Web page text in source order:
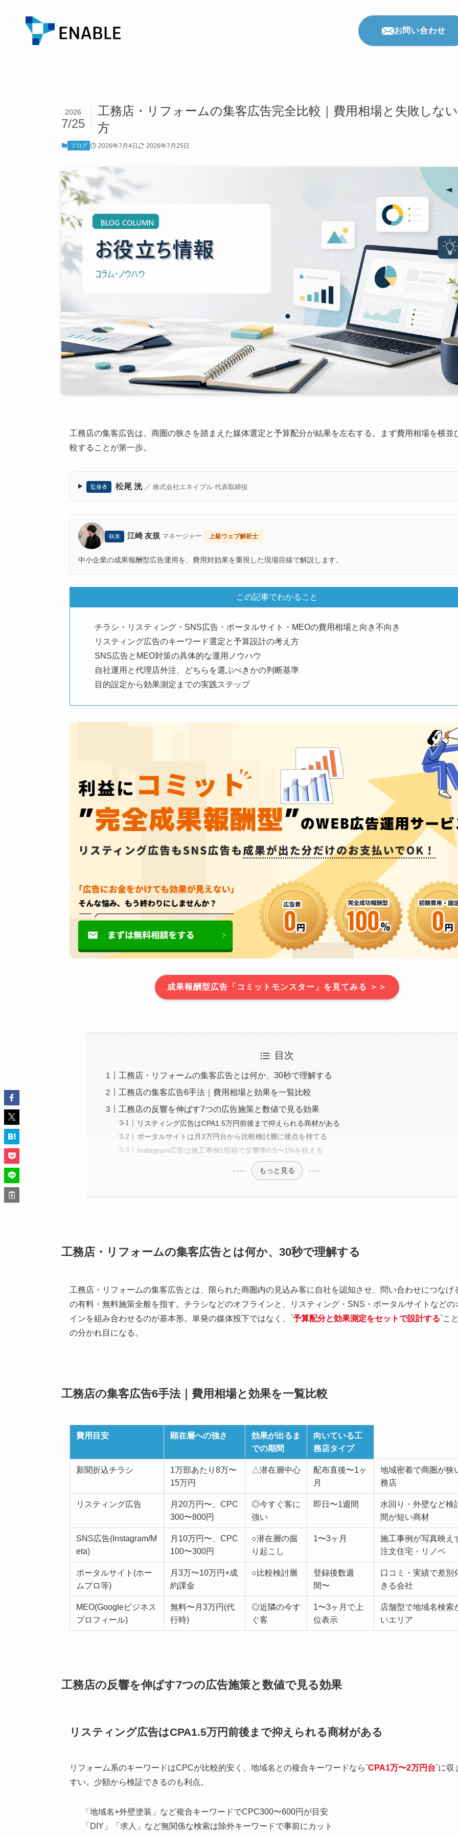
お問い合わせ
工務店・リフォームの集客広告完全比較｜費用相場と失敗しな
方
2026
7/25
ブログ 2026年7月4日 2026年7月25日
工務店の集客広告は、商圏の狭さを踏まえた媒体選定と予算配分が結果を左右する。まず費用相場を横並
較することが第一歩。
監修者 松尾 洸／ 株式会社エネイブル 代表取締役
執筆 江崎 友規 マネージャー 上級ウェブ解析士
中小企業の成果報酬型広告運用を、費用対効果を重視した現場目線で解説します。
この記事でわかること
チラシ・リスティング・SNS広告・ポータルサイト・MEOの費用相場と向き不向き
リスティング広告のキーワード選定と予算設計の考え方
SNS広告とMEO対策の具体的な運用ノウハウ
自社運用と代理店外注、どちらを選ぶべきかの判断基準
目的設定から効果測定までの実践ステップ
成果報酬型広告「コミットモンスター」を見てみる ＞＞
目次
工務店・リフォームの集客広告とは何か、30秒で理解する
工務店の集客広告6手法｜費用相場と効果を一覧比較
工務店の反響を伸ばす7つの広告施策と数値で見る効果
リスティング広告はCPA1.5万円前後まで抑えられる商材がある
ポータルサイトは月3万円台から比較検討層に接点を持てる
Instagram広告は施工事例1投稿で反響率0.5〜1%を狙える
もっと見る
工務店・リフォームの集客広告とは何か、30秒で理解する
工務店・リフォームの集客広告とは、限られた商圏内の見込み客に自社を認知させ、問い合わせにつなげ
の有料・無料施策全般を指す。チラシなどのオフラインと、リスティング・SNS・ポータルサイトなどの
インを組み合わせるのが基本形。単発の媒体投下ではなく、`予算配分と効果測定をセットで設計する`こ
の分かれ目になる。
工務店の集客広告6手法｜費用相場と効果を一覧比較
費用目安 顕在層への強さ
効果が出るま
での期間
向いている工
務店タイプ
新聞折込チラシ
1万部あたり8万〜
15万円
△潜在層中心
配布直後〜1ヶ
月
地域密着で商圏が狭
務店
リスティング広告
月20万円〜、CPC
300〜800円
◎今すぐ客に
強い
即日〜1週間
水回り・外壁など検
間が短い商材
SNS広告(Instagram/M
eta)
月10万円〜、CPC
100〜300円
○潜在層の掘
り起こし
1〜3ヶ月
施工事例が写真映え
注文住宅・リノベ
ポータルサイト(ホー
ムプロ等)
月3万〜10万円+成
約課金
○比較検討層
登録後数週
間〜
口コミ・実績で差別
きる会社
MEO(Googleビジネス
プロフィール)
無料〜月3万円(代
行時)
◎近隣の今す
ぐ客
1〜3ヶ月で上
位表示
店舗型で地域名検索
いエリア
工務店の反響を伸ばす7つの広告施策と数値で見る効果
リスティング広告はCPA1.5万円前後まで抑えられる商材がある
リフォーム系のキーワードはCPCが比較的安く、地域名との複合キーワードなら`CPA1万〜2万円台`に収
すい。少額から検証できるのも利点。
「地域名+外壁塗装」など複合キーワードでCPC300〜600円が目安
「DIY」「求人」など無関係な検索は除外キーワードで事前にカット